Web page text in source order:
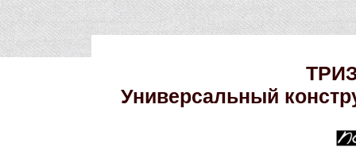
Универсальный